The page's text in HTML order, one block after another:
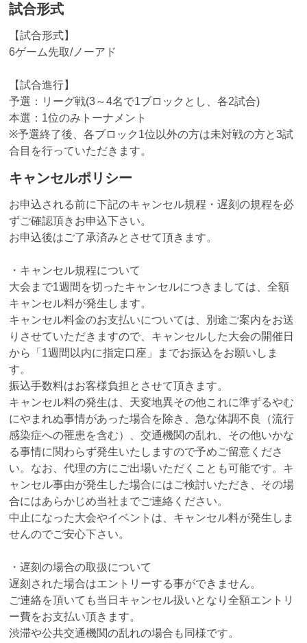
試合形式
【試合形式】
6ゲーム先取/ノーアド
【試合進行】
予選：リーグ戦(3～4名で1ブロックとし、各2試合)
本選：1位のみトーナメント
※予選終了後、各ブロック1位以外の方は未対戦の方と3試
合目を行っていただきます。
キャンセルポリシー
お申込される前に下記のキャンセル規程・遅刻の規程を必
ずご確認頂きお申込下さい。
お申込後はご了承済みとさせて頂きます。
・キャンセル規程について
大会まで1週間を切ったキャンセルにつきましては、全額
キャンセル料が発生します。
キャンセル料金のお支払いについては、別途ご案内をお送
りさせていただきますので、キャンセルした大会の開催日
から「1週間以内に指定口座」までお振込をお願いしま
す。
振込手数料はお客様負担とさせて頂きます。
キャンセル料の発生は、天変地異その他これに準ずるやむ
にやまれぬ事情があった場合を除き、急な体調不良（流行
感染症への罹患を含む）、交通機関の乱れ、その他いかな
る事情に関わらず発生いたしますので予めご留意くださ
い。なお、代理の方にご出場いただくことも可能です。キ
ャンセル事由が発生した場合にはご検討いただき、その場
合にはあらかじめ当社までご連絡ください。
中止になった大会やイベントは、キャンセル料が発生しま
せんのでご安心下さい。
・遅刻の場合の取扱について
遅刻された場合はエントリーする事ができません。
ご連絡を頂いても当日キャンセル扱いとなり全額エントリ
ー費をお支払い頂きます。
渋滞や公共交通機関の乱れの場合も同様です。